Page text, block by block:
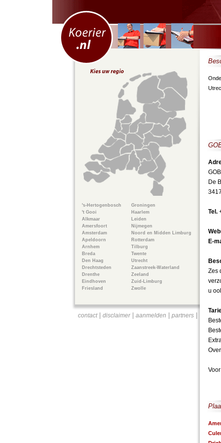
Groningen
Haarlem
Leiden
Nijmegen
Noord en Midden Limburg
Rotterdam
Tilburg
Twente
Utrecht
Zaanstreek-Waterland
Zeeland
Zuid-Limburg
Zwolle
's-Hertogenbosch
't Gooi
Alkmaar
Amersfoort
Amsterdam
Apeldoorn
Arnhem
Breda
Den Haag
Drechtsteden
Drenthe
Eindhoven
Friesland
contact| disclaimer| aanmelden partners|
De
Tel.
E-
Zes
u